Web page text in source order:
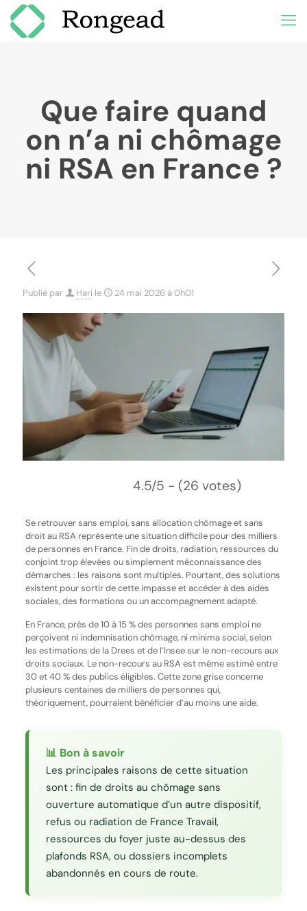
Que faire quand
on n’a ni chômage
ni RSA en France ?
Publié par Hari le 24 mai 2026 à 0h01
4.5/5 - (26 votes)
Se retrouver sans emploi, sans allocation chômage et sans
droit au RSA représente une situation difficile pour des milliers
de personnes en France. Fin de droits, radiation, ressources du
conjoint trop élevées ou simplement méconnaissance des
démarches : les raisons sont multiples. Pourtant, des solutions
existent pour sortir de cette impasse et accéder à des aides
sociales, des formations ou un accompagnement adapté.
En France, près de 10 à 15 % des personnes sans emploi ne
perçoivent ni indemnisation chômage, ni minima social, selon
les estimations de la Drees et de l’Insee sur le non-recours aux
droits sociaux. Le non-recours au RSA est même estimé entre
30 et 40 % des publics éligibles. Cette zone grise concerne
plusieurs centaines de milliers de personnes qui,
théoriquement, pourraient bénéficier d’au moins une aide.
📊 Bon à savoir
Les principales raisons de cette situation
sont : fin de droits au chômage sans
ouverture automatique d’un autre dispositif,
refus ou radiation de France Travail,
ressources du foyer juste au-dessus des
plafonds RSA, ou dossiers incomplets
abandonnés en cours de route.